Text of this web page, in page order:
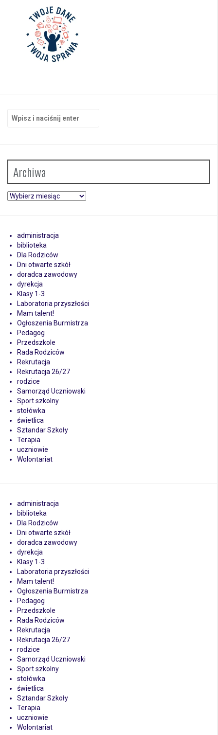
Archiwa
Archiwa
administracja
biblioteka
Dla Rodziców
Dni otwarte szkół
doradca zawodowy
dyrekcja
Klasy 1-3
Laboratoria przyszłości
Mam talent!
Ogłoszenia Burmistrza
Pedagog
Przedszkole
Rada Rodziców
Rekrutacja
Rekrutacja 26/27
rodzice
Samorząd Uczniowski
Sport szkolny
stołówka
świetlica
Sztandar Szkoły
Terapia
uczniowie
Wolontariat
administracja
biblioteka
Dla Rodziców
Dni otwarte szkół
doradca zawodowy
dyrekcja
Klasy 1-3
Laboratoria przyszłości
Mam talent!
Ogłoszenia Burmistrza
Pedagog
Przedszkole
Rada Rodziców
Rekrutacja
Rekrutacja 26/27
rodzice
Samorząd Uczniowski
Sport szkolny
stołówka
świetlica
Sztandar Szkoły
Terapia
uczniowie
Wolontariat